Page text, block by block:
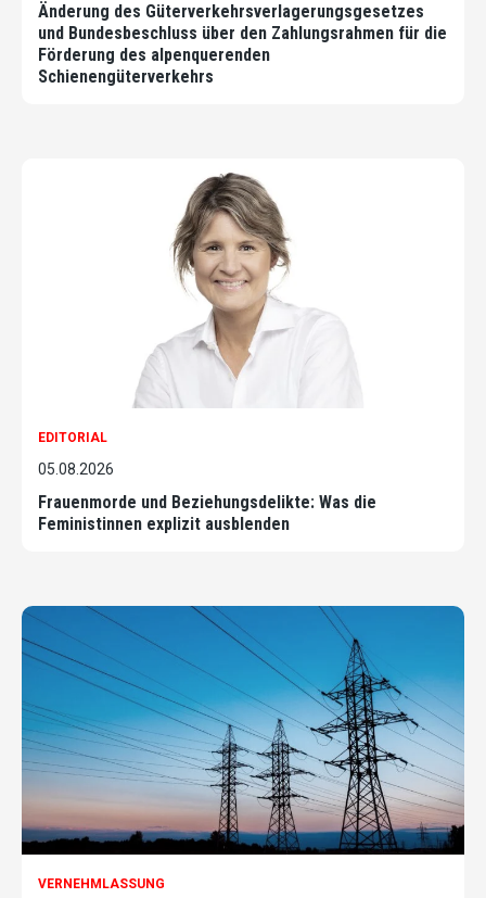
Änderung des Güterverkehrsverlagerungsgesetzes
und Bundesbeschluss über den Zahlungsrahmen für die
Förderung des alpenquerenden
Schienengüterverkehrs
EDITORIAL
05.08.2026
Frauenmorde und Beziehungsdelikte: Was die
Feministinnen explizit ausblenden
VERNEHMLASSUNG